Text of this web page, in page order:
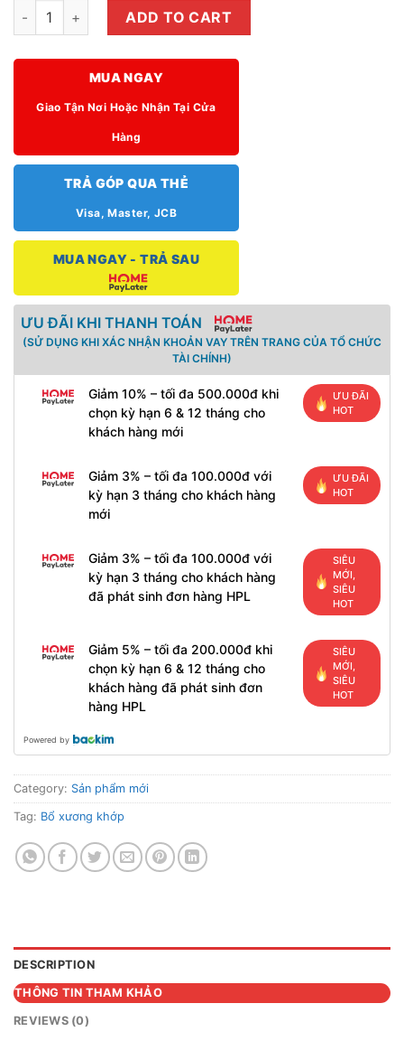
Nước Bạch sâm bổ khớp (Cherish Bone Cherish Immune)
ADD TO CART
MUA NGAY
Giao Tận Nơi Hoặc Nhận Tại Cửa
Hàng
TRẢ GÓP QUA THẺ
Visa, Master, JCB
MUA NGAY - TRẢ SAU
ƯU ĐÃI KHI THANH TOÁN
(SỬ DỤNG KHI XÁC NHẬN KHOẢN VAY TRÊN TRANG CỦA TỔ CHỨC
TÀI CHÍNH)
Giảm 10% – tối đa 500.000đ khi
chọn kỳ hạn 6 & 12 tháng cho
khách hàng mới
ƯU ĐÃI
HOT
Giảm 3% – tối đa 100.000đ với
kỳ hạn 3 tháng cho khách hàng
mới
ƯU ĐÃI
HOT
Giảm 3% – tối đa 100.000đ với
kỳ hạn 3 tháng cho khách hàng
đã phát sinh đơn hàng HPL
SIÊU
MỚI,
SIÊU
HOT
Giảm 5% – tối đa 200.000đ khi
chọn kỳ hạn 6 & 12 tháng cho
khách hàng đã phát sinh đơn
hàng HPL
SIÊU
MỚI,
SIÊU
HOT
Powered by
Category: Sản phẩm mới
Tag: Bổ xương khớp
DESCRIPTION
THÔNG TIN THAM KHẢO
REVIEWS (0)